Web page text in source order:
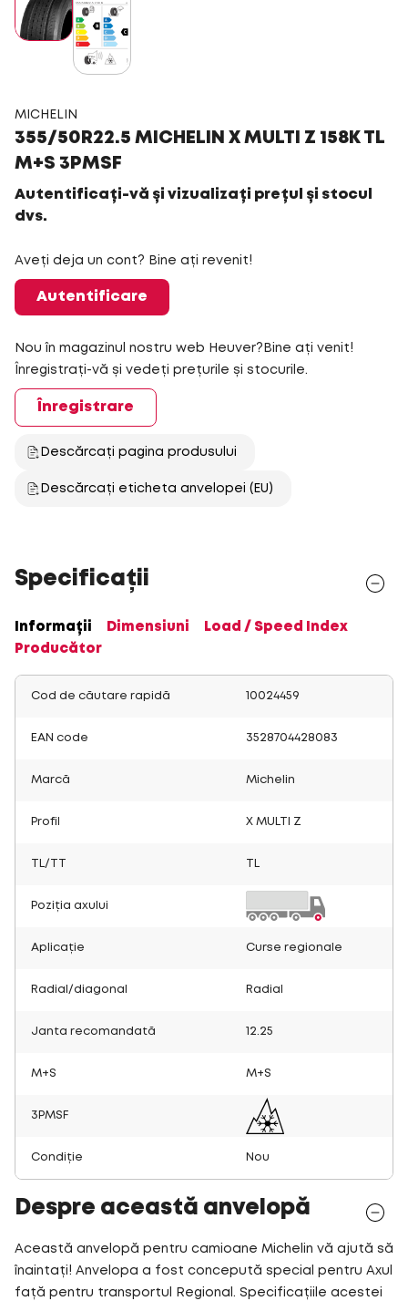
MICHELIN
355/50R22.5 MICHELIN X MULTI Z 158K TL
M+S 3PMSF
Autentificați-vă și vizualizați prețul și stocul
dvs.
Aveți deja un cont? Bine ați revenit!
Autentificare
Nou în magazinul nostru web Heuver?Bine ați venit!
Înregistrați-vă și vedeți prețurile și stocurile.
Înregistrare
Descărcați pagina produsului
Descărcați eticheta anvelopei (EU)
Specificații
Informații Dimensiuni
Load / Speed Index
Producător
Cod de căutare rapidă 10024459
EAN code 3528704428083
Marcă Michelin
Profil X MULTI Z
TL/TT
Poziția axului
Aplicație Curse regionale
Radial/diagonal Radial
Janta recomandată 12.25
M+S M+S
3PMSF
Condiție Nou
Despre această anvelopă
Această anvelopă pentru camioane Michelin vă ajută să
înaintați! Anvelopa a fost concepută special pentru Axul
față pentru transportul Regional. Specificațiile acestei